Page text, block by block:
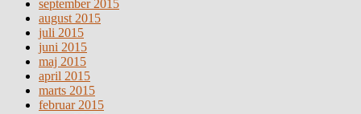
september 2015
august 2015
juli 2015
juni 2015
maj 2015
april 2015
marts 2015
februar 2015